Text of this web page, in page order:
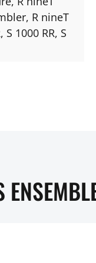
, R nineT
, S 1000 RR, S